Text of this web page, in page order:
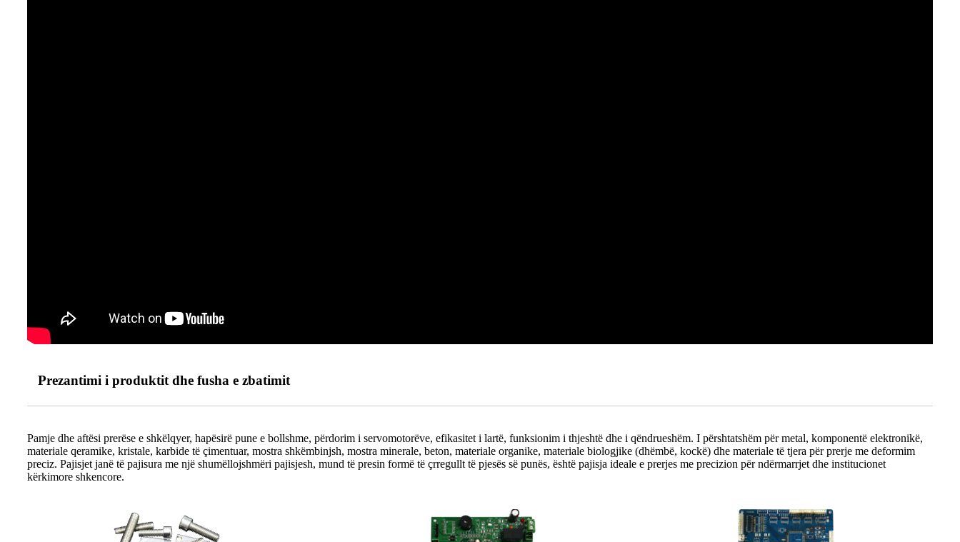
Prezantimi i produktit dhe fusha e zbatimit
Pamje dhe aftësi prerëse e shkëlqyer, hapësirë ​​pune e bollshme, përdorim i servomotorëve, efikasitet i lartë, funksionim i thjeshtë dhe i qëndrueshëm. I përshtatshëm për metal, komponentë elektronikë,
materiale qeramike, kristale, karbide të çimentuar, mostra shkëmbinjsh, mostra minerale, beton, materiale organike, materiale biologjike (dhëmbë, kockë) dhe materiale të tjera për prerje me deformim
preciz. Pajisjet janë të pajisura me një shumëllojshmëri pajisjesh, mund të presin formë të çrregullt të pjesës së punës, është pajisja ideale e prerjes me precizion për ndërmarrjet dhe institucionet
kërkimore shkencore.